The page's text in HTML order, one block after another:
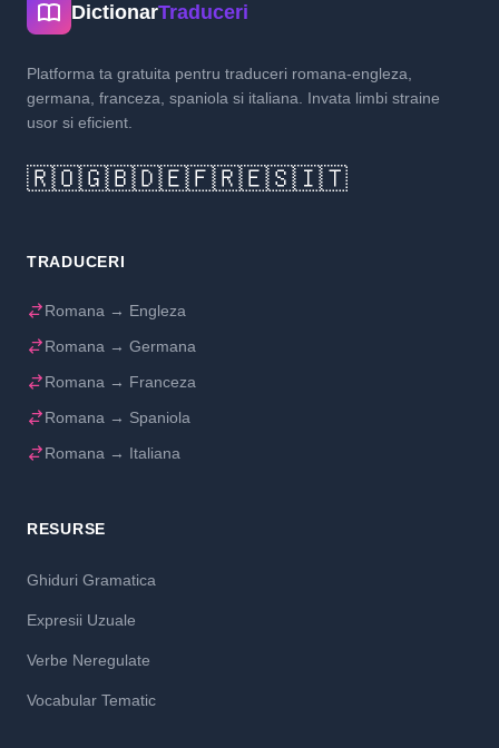
DictionarTraduceri
Platforma ta gratuita pentru traduceri romana-engleza,
germana, franceza, spaniola si italiana. Invata limbi straine
usor si eficient.
🇷🇴🇬🇧🇩🇪🇫🇷🇪🇸🇮🇹
TRADUCERI
Romana → Engleza
Romana → Germana
Romana → Franceza
Romana → Spaniola
Romana → Italiana
RESURSE
Ghiduri Gramatica
Expresii Uzuale
Verbe Neregulate
Vocabular Tematic